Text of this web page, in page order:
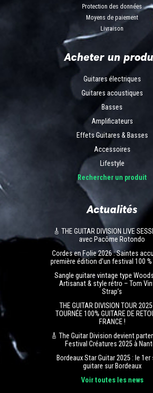
Protection des données
Moyens de paiement
Livraison
Acheter un
Guitares électriques
Guitares acoustiques
Basses
Amplificateurs
Effets Guitares & Basses
Accessoires
Lifestyle
Rechercher un produit
Actualités
🎸 THE GUITAR DIVISION LIVE
avec Pacôme Rotondo
Cordes en Folie 2026 : Saintes
première édition d’un festival 100
Sangle guitare vintage type
Artisanat & style rétro – Tom
Strap’s
THE GUITAR DIVISION TOUR
TOURNÉE 100% GUITARE DE
FRANCE !
🎸 The Guitar Division devient
Festival Créatures 2025 à
Bordeaux Star Guitar 2025 : le 1er
guitare sur Bordeaux
Voir toutes les news